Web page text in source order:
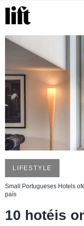
LIFESTYLE
Small Portugueses Hotels
país
10 hotéis